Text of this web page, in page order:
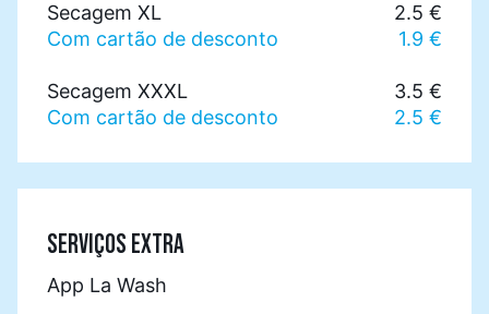
Secagem XL
2.5 €
Com cartão de desconto
1.9 €
Secagem XXXL
3.5 €
Com cartão de desconto
2.5 €
SERVIÇOS EXTRA
App La Wash